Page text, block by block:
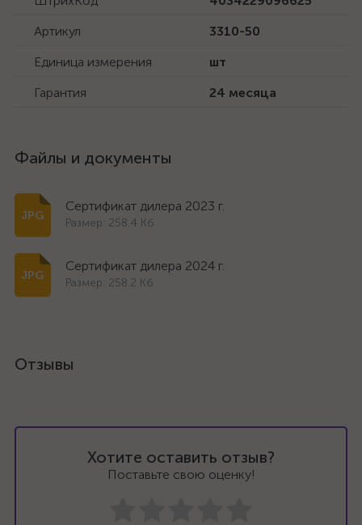
Артикул
3310-50
Единица измерения
шт
Гарантия
24 месяца
Файлы и документы
Сертификат дилера 2023 г.
Размер: 258.4 Кб
Сертификат дилера 2024 г.
Размер: 258.2 Кб
Отзывы
Хотите оставить отзыв?
Поставьте свою оценку!